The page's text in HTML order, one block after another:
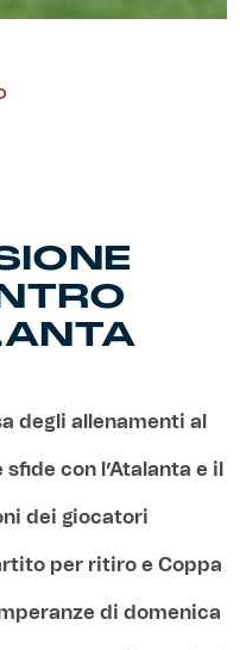
degli allenamenti al
con l’Atalanta e il
dei giocatori
per ritiro e Coppa
di domenica